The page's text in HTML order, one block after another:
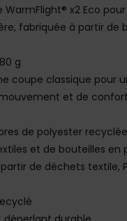
WarmFlight® x2 Eco
fabriquée à partir de
g
coupe classique pour
et de confort
de polyester
et de bouteilles en
de déchets textile,